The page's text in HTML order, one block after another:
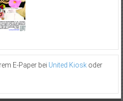
E-Paper bei United Kioskoder